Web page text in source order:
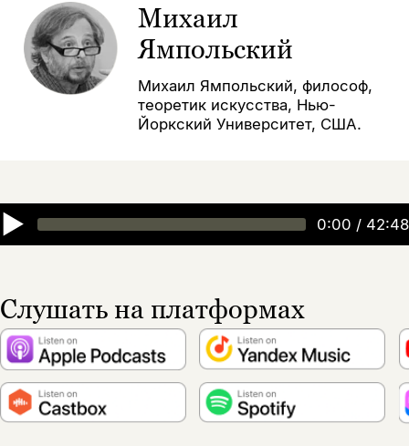
Михаил
Ямпольский
Михаил Ямпольский, философ,
теоретик искусства, Нью-
Йоркский Университет, США.
▶ 0:00 / 42:48
Слушать на платформах